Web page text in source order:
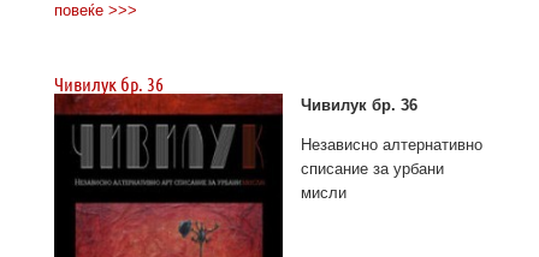
повеќе >>>
Чивилук бр. 36
Чивилук бр. 36
Независно алтернативно
списание за урбани
мисли